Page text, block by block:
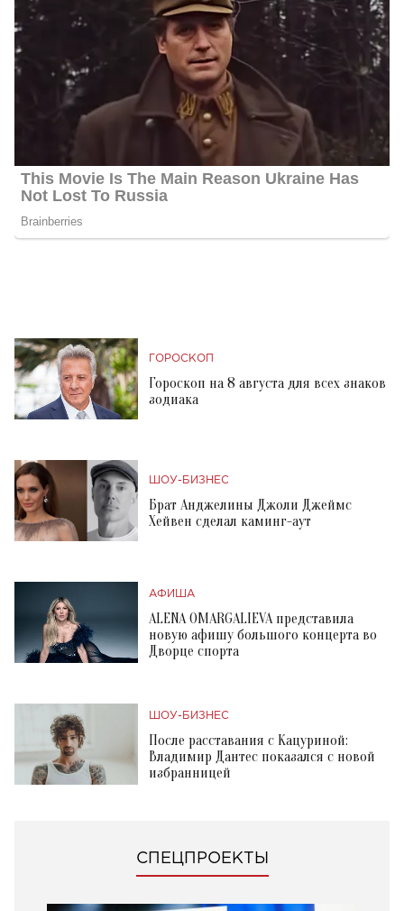
ГОРОСКОП
Гороскоп на 8 августа для всех знаков
зодиака
ШОУ-БИЗНЕС
Брат Анджелины Джоли Джеймс
Хейвен сделал каминг-аут
АФИША
ALENA OMARGALIEVA представила
новую афишу большого концерта во
Дворце спорта
ШОУ-БИЗНЕС
После расставания с Кацуриной:
Владимир Дантес показался с новой
избранницей
СПЕЦПРОЕКТЫ